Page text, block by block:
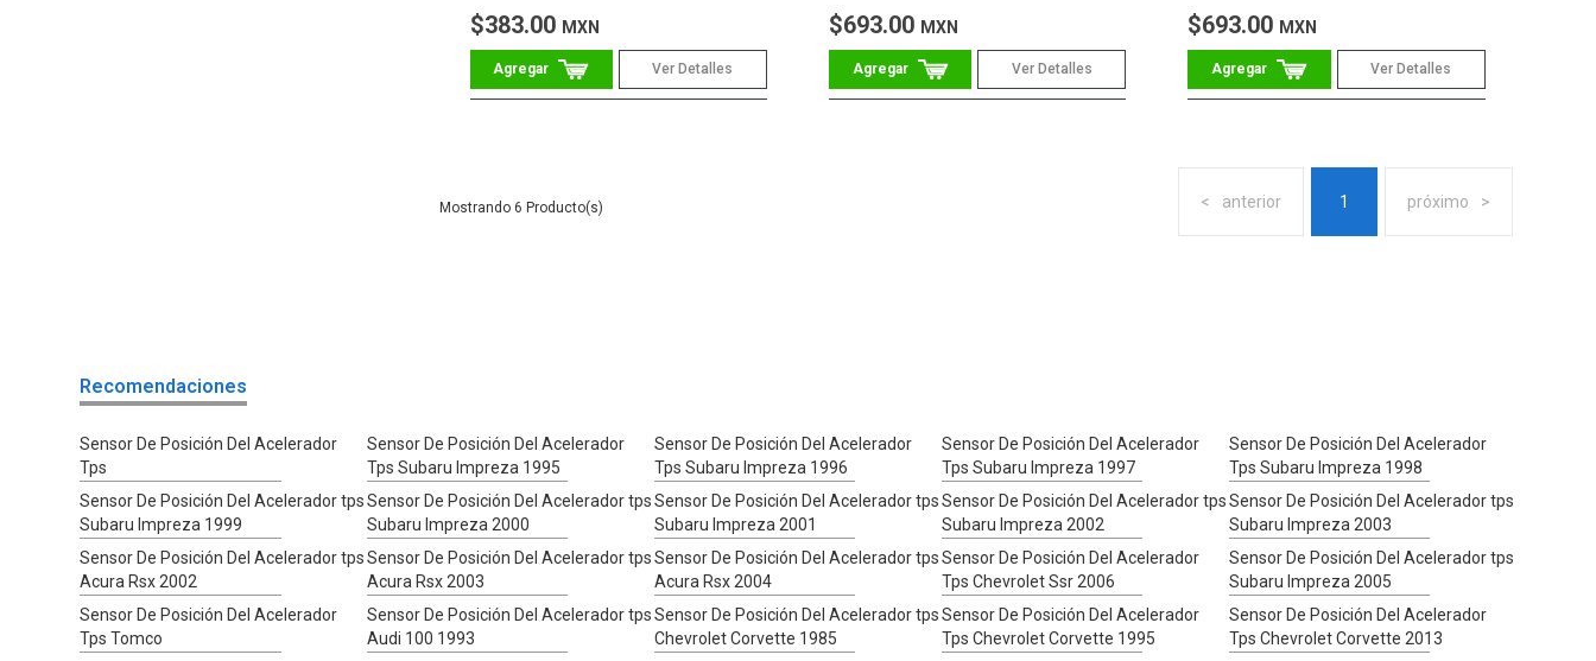
$383.00 MXN
Ver Detalles
$693.00 MXN
Ver Detalles
$693.00 MXN
Ver Detalles
anterior 1 próximo
6
Recomendaciones
Sensor De Posición Del Acelerador
Tps
Sensor De Posición Del Acelerador
Tps Subaru Impreza 1995
Sensor De Posición Del Acelerador
Tps Subaru Impreza 1996
Sensor De Posición Del Acelerador
Tps Subaru Impreza 1997
Sensor De Posición Del Acelerador
Tps Subaru Impreza 1998
Sensor De Posición Del Acelerador tps
Subaru Impreza 1999
Sensor De Posición Del Acelerador tps
Subaru Impreza 2000
Sensor De Posición Del Acelerador tps
Subaru Impreza 2001
Sensor De Posición Del Acelerador tps
Subaru Impreza 2002
Sensor De Posición Del Acelerador tps
Subaru Impreza 2003
Sensor De Posición Del Acelerador tps
Acura Rsx 2002
Sensor De Posición Del Acelerador tps
Acura Rsx 2003
Sensor De Posición Del Acelerador tps
Acura Rsx 2004
Sensor De Posición Del Acelerador
Tps Chevrolet Ssr 2006
Sensor De Posición Del Acelerador tps
Subaru Impreza 2005
Sensor De Posición Del Acelerador
Tps Tomco
Sensor De Posición Del Acelerador tps
Audi 100 1993
Sensor De Posición Del Acelerador tps
Chevrolet Corvette 1985
Sensor De Posición Del Acelerador
Tps Chevrolet Corvette 1995
Sensor De Posición Del Acelerador
Tps Chevrolet Corvette 2013